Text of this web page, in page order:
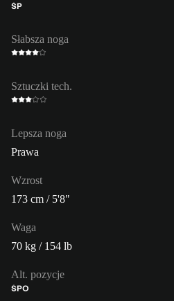
ŚP
Słabsza noga
Sztuczki tech.
Lepsza noga
Prawa
Wzrost
173 cm / 5'8"
Waga
70 kg / 154 lb
Alt. pozycje
ŚPO